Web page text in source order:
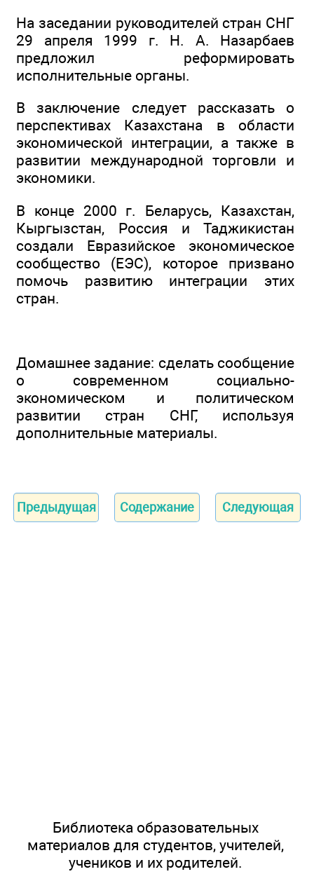
На заседании руководителей стран СНГ
29 апреля 1999 г. Н. А. Назарбаев
предложил реформировать
исполнительные органы.
В заключение следует рассказать о
перспективах Казахстана в области
экономической интеграции, а также в
развитии международной торговли и
экономики.
В конце 2000 г. Беларусь, Казахстан,
Кыргызстан, Россия и Таджикистан
создали Евразийское экономическое
сообщество (ЕЭС), которое призвано
помочь развитию интеграции этих
стран.
Домашнее задание: сделать сообщение
о современном социально-
экономическом и политическом
развитии стран СНГ, используя
дополнительные материалы.
Предыдущая Содержание Следующая
Библиотека образовательных
материалов для студентов, учителей,
учеников и их родителей.